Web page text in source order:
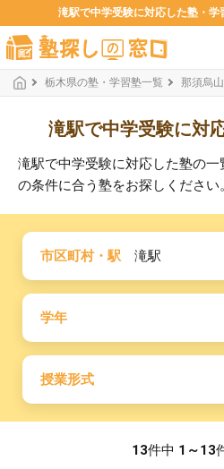
滝駅で中学受験に対応した塾・学
栃木県の塾・学習塾一覧 那須烏
滝駅で中学受験に対
滝駅で中学受験に対応した塾の
の条件に合う塾をお探しください。
市区町村・駅 滝駅
学年
授業形式
13件中 1～13